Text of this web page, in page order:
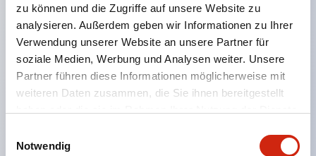
zu können und die Zugriffe auf unsere Website zu
analysieren. Außerdem geben wir Informationen zu Ihrer
Verwendung unserer Website an unsere Partner für
soziale Medien, Werbung und Analysen weiter. Unsere
Partner führen diese Informationen möglicherweise mit
weiteren Daten zusammen, die Sie ihnen bereitgestellt
Notwendig
Erhältlich mit 1 bis 4 Hauptkontakten (Schließer), 1
bis 2 Überwachungskontakten (Öffner).
Unterstützt zwei Arten von Rücksetzvorgängen
(Push-Lock-Pull oder Dreh-Rückstellung).
Direkte Öffnungsfunktion (IEC60947-5-5
Sicherheitsverriegelungsmechanismus (IEC60947-